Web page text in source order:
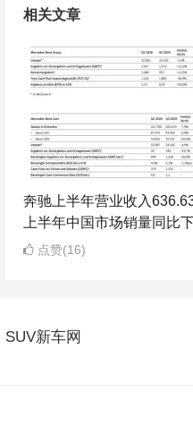
相关文章
奔驰上半年营业收入
上半年中国市场销量同比
点赞(16)
SUV新车网